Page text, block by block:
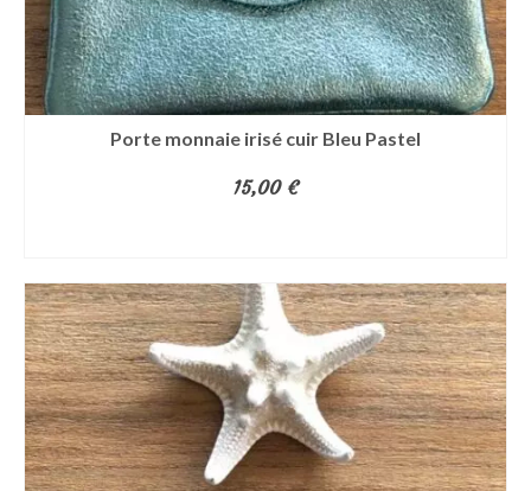
Porte monnaie irisé cuir Bleu Pastel
15,00 €